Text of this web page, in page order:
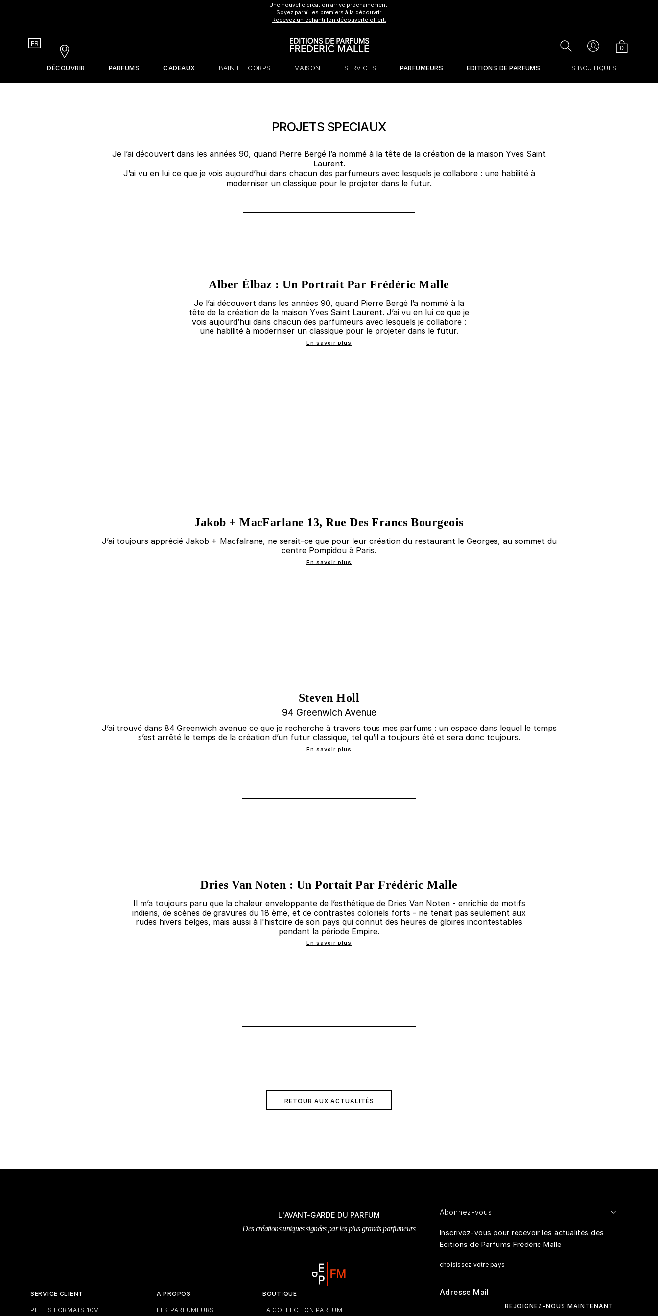
Une nouvelle création arrive prochainement.
Soyez parmi les premiers à la découvrir.
Recevez un échantillon découverte offert.
DÉCOUVRIR PARFUMS CADEAUX BAIN ET CORPS MAISON SERVICES PARFUMEURS EDITIONS DE PARFUMS LES BOUTIQUES
Country
FR Cart
0
Compte
Search
Stores
PROJETS SPECIAUX
Je l’ai découvert dans les années 90, quand Pierre Bergé l’a nommé à la tête de la création de la maison Yves Saint
Laurent.
J’ai vu en lui ce que je vois aujourd’hui dans chacun des parfumeurs avec lesquels je collabore : une habilité à
moderniser un classique pour le projeter dans le futur.
Alber Élbaz : Un Portrait Par Frédéric Malle
Je l’ai découvert dans les années 90, quand Pierre Bergé l’a nommé à la
tête de la création de la maison Yves Saint Laurent. J’ai vu en lui ce que je
vois aujourd’hui dans chacun des parfumeurs avec lesquels je collabore :
une habilité à moderniser un classique pour le projeter dans le futur.
En savoir plus
Jakob + MacFarlane 13, Rue Des Francs Bourgeois
J’ai toujours apprécié Jakob + Macfalrane, ne serait-ce que pour leur création du restaurant le Georges, au sommet du
centre Pompidou à Paris.
En savoir plus
Steven Holl
94 Greenwich Avenue
J’ai trouvé dans 84 Greenwich avenue ce que je recherche à travers tous mes parfums : un espace dans lequel le temps
s’est arrêté le temps de la création d’un futur classique, tel qu’il a toujours été et sera donc toujours.
En savoir plus
Dries Van Noten : Un Portait Par Frédéric Malle
Il m’a toujours paru que la chaleur enveloppante de l’esthétique de Dries Van Noten - enrichie de motifs
indiens, de scènes de gravures du 18 ème, et de contrastes coloriels forts - ne tenait pas seulement aux
rudes hivers belges, mais aussi à l'histoire de son pays qui connut des heures de gloires incontestables
pendant la période Empire.
En savoir plus
RETOUR AUX ACTUALITÉS
L'AVANT-GARDE DU PARFUM
Des créations uniques signées par les plus grands parfumeurs
SERVICE CLIENT
PETITS FORMATS 10ML
A PROPOS
LES PARFUMEURS
BOUTIQUE
LA COLLECTION PARFUM
Abonnez-vous
Inscrivez-vous pour recevoir les actualités des
Editions de Parfums Frédéric Malle
choisissez votre pays